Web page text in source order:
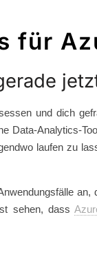
für
und dich
Data-Analytics-
laufen zu
sehen, dass